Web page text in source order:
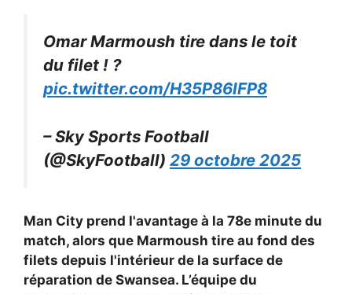
Omar Marmoush tire dans le toit
du filet ! ?
pic.twitter.com/H35P86IFP8
– Sky Sports Football
(@SkyFootball) 29 octobre 2025
Man City prend l'avantage à la 78e minute du
match, alors que Marmoush tire au fond des
filets depuis l'intérieur de la surface de
réparation de Swansea. L’équipe du